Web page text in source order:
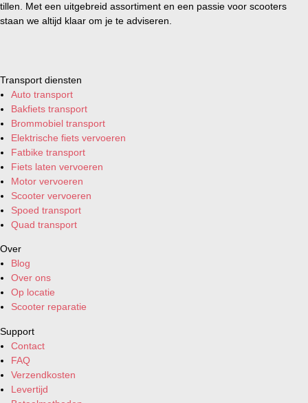
tillen. Met een uitgebreid assortiment en een passie voor scooters
staan we altijd klaar om je te adviseren.
Transport diensten
Auto transport
Bakfiets transport
Brommobiel transport
Elektrische fiets vervoeren
Fatbike transport
Fiets laten vervoeren
Motor vervoeren
Scooter vervoeren
Spoed transport
Quad transport
Over
Blog
Over ons
Op locatie
Scooter reparatie
Support
Contact
FAQ
Verzendkosten
Levertijd